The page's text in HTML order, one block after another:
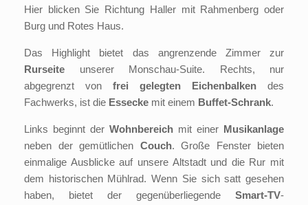
Hier blicken Sie Richtung Haller mit Rahmenberg oder
Burg und Rotes Haus.
Das Highlight bietet das angrenzende Zimmer zur
Rurseite unserer Monschau-Suite. Rechts, nur
abgegrenzt von frei gelegten Eichenbalken des
Fachwerks, ist die Essecke mit einem Buffet-Schrank.
Links beginnt der Wohnbereich mit einer Musikanlage
neben der gemütlichen Couch. Große Fenster bieten
einmalige Ausblicke auf unsere Altstadt und die Rur mit
dem historischen Mühlrad. Wenn Sie sich satt gesehen
haben, bietet der gegenüberliegende Smart-TV-